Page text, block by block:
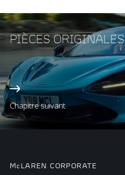
Chapitre suivant
PIÈCES ORIGINALES
McLAREN CORPORATE